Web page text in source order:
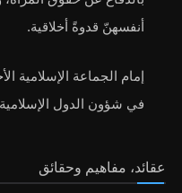
أنفسهنّ قدوةً أخلاقية.
إمام الجماعة الإسلامية
في شؤون الدول الإسلامية
عقائد، مفاهيم وحقائق